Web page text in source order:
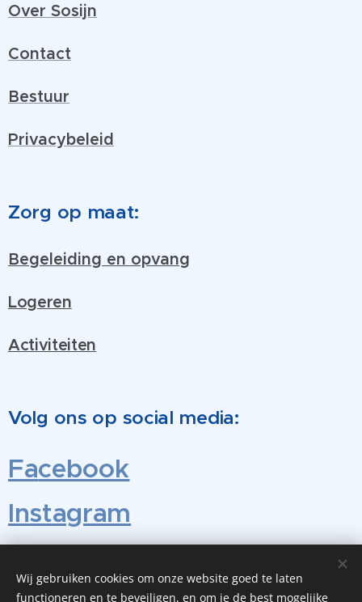
Over Sosijn
Contact
Bestuur
Privacybeleid
Zorg op maat:
Begeleiding en opvang
Logeren
Activiteiten
Volg ons op social media:
Facebook
Instagram
Wij gebruiken cookies om onze website goed te laten
functioneren en te beveiligen, en om je de best mogelijke